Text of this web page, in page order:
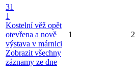
31
1
Kostelní věž opět
otevřena a nově
výstava v márnici
Zobrazit všechny
záznamy ze dne
1 2